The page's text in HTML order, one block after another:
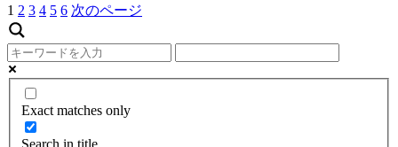
1 2 3 4 5 6 次のページ
Exact matches only
Search in title